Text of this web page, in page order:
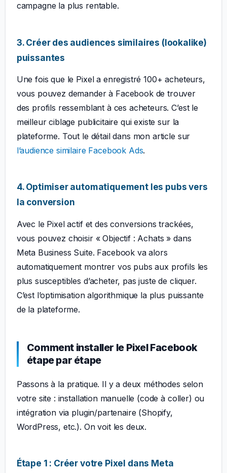
campagne la plus rentable.
3. Créer des audiences similaires (lookalike)
puissantes
Une fois que le Pixel a enregistré 100+ acheteurs,
vous pouvez demander à Facebook de trouver
des profils ressemblant à ces acheteurs. C’est le
meilleur ciblage publicitaire qui existe sur la
plateforme. Tout le détail dans mon article sur
l’audience similaire Facebook Ads.
4. Optimiser automatiquement les pubs vers
la conversion
Avec le Pixel actif et des conversions trackées,
vous pouvez choisir « Objectif : Achats » dans
Meta Business Suite. Facebook va alors
automatiquement montrer vos pubs aux profils les
plus susceptibles d’acheter, pas juste de cliquer.
C’est l’optimisation algorithmique la plus puissante
de la plateforme.
Comment installer le Pixel Facebook
étape par étape
Passons à la pratique. Il y a deux méthodes selon
votre site : installation manuelle (code à coller) ou
intégration via plugin/partenaire (Shopify,
WordPress, etc.). On voit les deux.
Étape 1 : Créer votre Pixel dans Meta